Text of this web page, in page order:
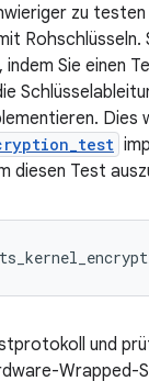
zu testen
Rohschlüsseln.
Sie einen
Dies
diesen Test
und
Wrapped-